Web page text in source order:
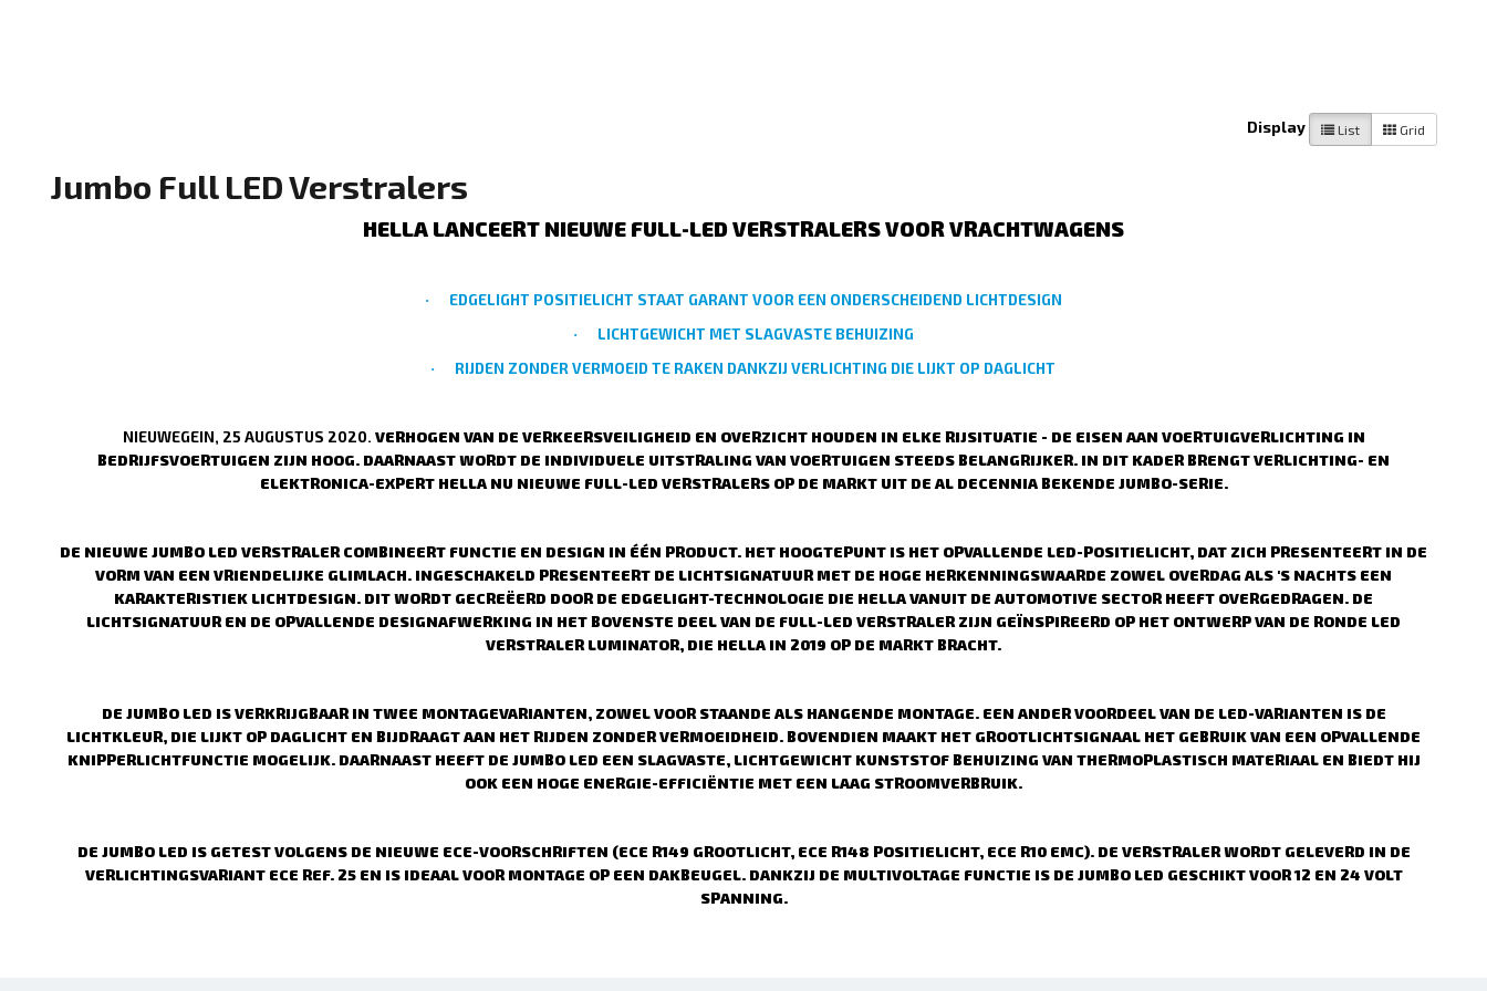
Display List Grid
Jumbo Full LED Verstralers
HELLA LANCEERT NIEUWE FULL-LED VERSTRALERS VOOR VRACHTWAGENS
· EDGELIGHT POSITIELICHT STAAT GARANT VOOR EEN ONDERSCHEIDEND LICHTDESIGN
· LICHTGEWICHT MET SLAGVASTE BEHUIZING
· RIJDEN ZONDER VERMOEID TE RAKEN DANKZIJ VERLICHTING DIE LIJKT OP DAGLICHT
NIEUWEGEIN, 25 AUGUSTUS 2020. VERHOGEN VAN DE VERKEERSVEILIGHEID EN OVERZICHT HOUDEN IN ELKE RIJSITUATIE - DE EISEN AAN VOERTUIGVERLICHTING IN
BEDRIJFSVOERTUIGEN ZIJN HOOG. DAARNAAST WORDT DE INDIVIDUELE UITSTRALING VAN VOERTUIGEN STEEDS BELANGRIJKER. IN DIT KADER BRENGT VERLICHTING- EN
ELEKTRONICA-EXPERT HELLA NU NIEUWE FULL-LED VERSTRALERS OP DE MARKT UIT DE AL DECENNIA BEKENDE JUMBO-SERIE.
DE NIEUWE JUMBO LED VERSTRALER COMBINEERT FUNCTIE EN DESIGN IN ÉÉN PRODUCT. HET HOOGTEPUNT IS HET OPVALLENDE LED-POSITIELICHT, DAT ZICH PRESENTEERT IN DE
VORM VAN EEN VRIENDELIJKE GLIMLACH. INGESCHAKELD PRESENTEERT DE LICHTSIGNATUUR MET DE HOGE HERKENNINGSWAARDE ZOWEL OVERDAG ALS 'S NACHTS EEN
KARAKTERISTIEK LICHTDESIGN. DIT WORDT GECREËERD DOOR DE EDGELIGHT-TECHNOLOGIE DIE HELLA VANUIT DE AUTOMOTIVE SECTOR HEEFT OVERGEDRAGEN. DE
LICHTSIGNATUUR EN DE OPVALLENDE DESIGNAFWERKING IN HET BOVENSTE DEEL VAN DE FULL-LED VERSTRALER ZIJN GEÏNSPIREERD OP HET ONTWERP VAN DE RONDE LED
VERSTRALER LUMINATOR, DIE HELLA IN 2019 OP DE MARKT BRACHT.
DE JUMBO LED IS VERKRIJGBAAR IN TWEE MONTAGEVARIANTEN, ZOWEL VOOR STAANDE ALS HANGENDE MONTAGE. EEN ANDER VOORDEEL VAN DE LED-VARIANTEN IS DE
LICHTKLEUR, DIE LIJKT OP DAGLICHT EN BIJDRAAGT AAN HET RIJDEN ZONDER VERMOEIDHEID. BOVENDIEN MAAKT HET GROOTLICHTSIGNAAL HET GEBRUIK VAN EEN OPVALLENDE
KNIPPERLICHTFUNCTIE MOGELIJK. DAARNAAST HEEFT DE JUMBO LED EEN SLAGVASTE, LICHTGEWICHT KUNSTSTOF BEHUIZING VAN THERMOPLASTISCH MATERIAAL EN BIEDT HIJ
OOK EEN HOGE ENERGIE-EFFICIËNTIE MET EEN LAAG STROOMVERBRUIK.
DE JUMBO LED IS GETEST VOLGENS DE NIEUWE ECE-VOORSCHRIFTEN (ECE R149 GROOTLICHT, ECE R148 POSITIELICHT, ECE R10 EMC). DE VERSTRALER WORDT GELEVERD IN DE
VERLICHTINGSVARIANT ECE REF. 25 EN IS IDEAAL VOOR MONTAGE OP EEN DAKBEUGEL. DANKZIJ DE MULTIVOLTAGE FUNCTIE IS DE JUMBO LED GESCHIKT VOOR 12 EN 24 VOLT
SPANNING.